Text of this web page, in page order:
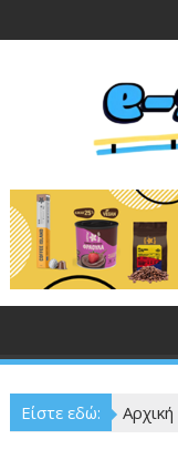
στο
Είστε εδώ: Αρχική